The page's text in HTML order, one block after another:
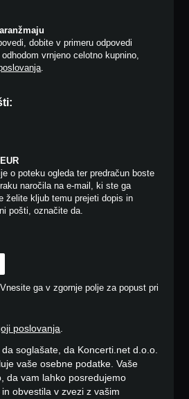
dobite v primeru odpovedi
vrnjeno celotno kupnino,
.
o poteku ogleda ter predračun boste
naročila na e-mail, ki ste ga
želite kljub temu prejeti dopis in
pošti, označite da.
ga v zgornje polje za popust pri
poslovanja.
soglašate, da Koncerti.net d.o.o.
vaše osebne podatke. Vaše
da vam lahko posredujemo
obvestila v zvezi z vašim